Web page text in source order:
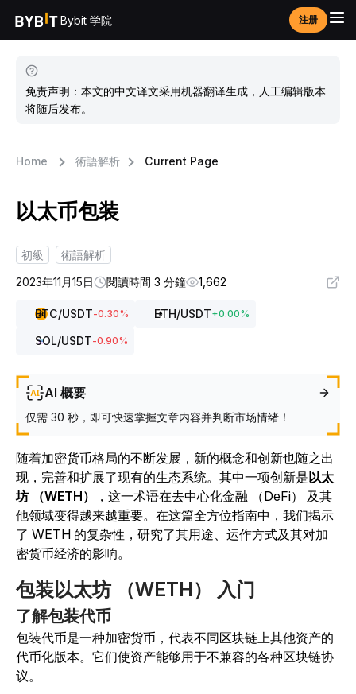
Bybit 学院 注册
免责声明：本文的中文译文采用机器翻译生成，人工编辑版本
将随后发布。
Home 術語解析 Current Page
以太币包装
初級
術語解析
2023年11月15日
閱讀時間 3 分鐘 1,662
BTC/USDT-0.30% ETH/USDT+0.00%
SOL/USDT-0.90%
AI 概要
仅需 30 秒，即可快速掌握文章内容并判断市场情绪！
随着加密货币格局的不断发展，新的概念和创新也随之出
现，完善和扩展了现有的生态系统。其中一项创新是以太
坊 （WETH）
，这一术语在去中心化金融 （DeFi） 及其
他领域变得越来越重要。在这篇全方位指南中，我们揭示
了 WETH 的复杂性，研究了其用途、运作方式及其对加
密货币经济的影响。
包装以太坊 （WETH） 入门
了解包装代币
包装代币是一种加密货币，代表不同区块链上其他资产的
代币化版本。它们使资产能够用于不兼容的各种区块链协
议。